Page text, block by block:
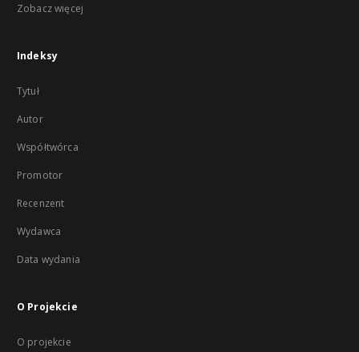
Zobacz więcej
Indeksy
Tytuł
Autor
Współtwórca
Promotor
Recenzent
Wydawca
Data wydania
O Projekcie
O projekcie